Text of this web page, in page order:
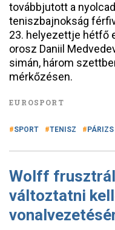
továbbjutott a
teniszbajnokság
23. helyezettje hétfő
orosz Daniil
simán, három
mérkőzésen.
EUROSPORT
SPORT TENISZ PÁRIZS
Wolff
változtatni